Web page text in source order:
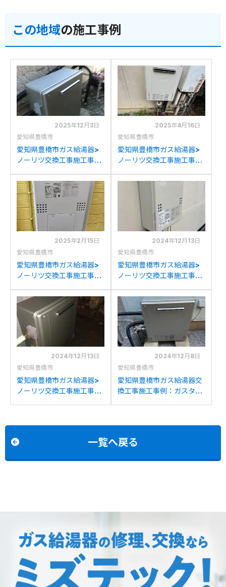
この地域の施工事例
2025年12月3日
愛知県豊橋市
愛知県豊橋市ガス給湯器>
ノーリツ交換工事施工事
らノーリツGT-
C2072SAR BLへの交換
2025年4月16日
愛知県豊橋市
愛知県豊橋市ガス給湯器>
ノーリツ交換工事施工事
2000AWからノーリツ
GT-2070SAW BLへの交
2025年2月15日
愛知県豊橋市
愛知県豊橋市ガス給湯器>
ノーリツ交換工事施工事
2045SAWXからノーリツ
GTH-C2460AW3H-1BL
への交換
2024年12月13日
愛知県豊橋市
愛知県豊橋市ガス給湯器>
ノーリツ交換工事施工事
V2010W-Eからノーリツ
GQ-2039WS-1 LPGへの
交換
2024年12月13日
愛知県豊橋市
愛知県豊橋市ガス給湯器>
ノーリツ交換工事施工事
2024年12月8日
愛知県豊橋市
愛知県豊橋市ガス給湯器交
換工事施工事例：ガスター
一覧へ戻る